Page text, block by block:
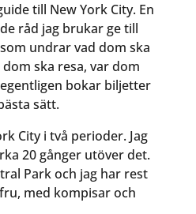
till New York City. En
råd jag brukar ge till
undrar vad dom ska
ska resa, var dom
bokar biljetter
sätt.
City i två perioder. Jag
20 gånger utöver det.
Park och jag har rest
med kompisar och